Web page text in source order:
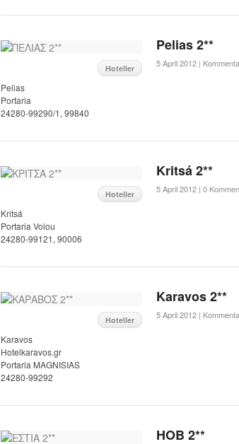
Hoteller
Pelias 2**
5 April 2012 |
Pelias
Portaria
24280-99290/1, 99840
Hoteller
Kritsá 2**
5 April 2012 | 0
Kritsá
Portaria Volou
24280-99121, 90006
Hoteller
Karavos 2**
5 April 2012 |
Karavos
Hotelkaravos.gr
Portaria MAGNISIAS
24280-99292
HOB 2**